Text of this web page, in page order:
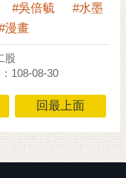
#吳倍毓
#水墨
漫畫
股
108-08-30
回最上面